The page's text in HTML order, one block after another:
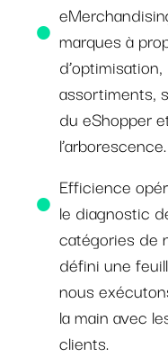
marques à
assortiments,
du eShopper
l’arborescence.
Efficience
le diagnostic
catégories de
défini une
nous
la main avec
clients.